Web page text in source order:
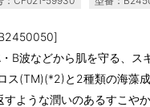
B波などから肌を守る、ス
ス(TM)(*2)と2種類の海藻
すような潤いのあるすこや